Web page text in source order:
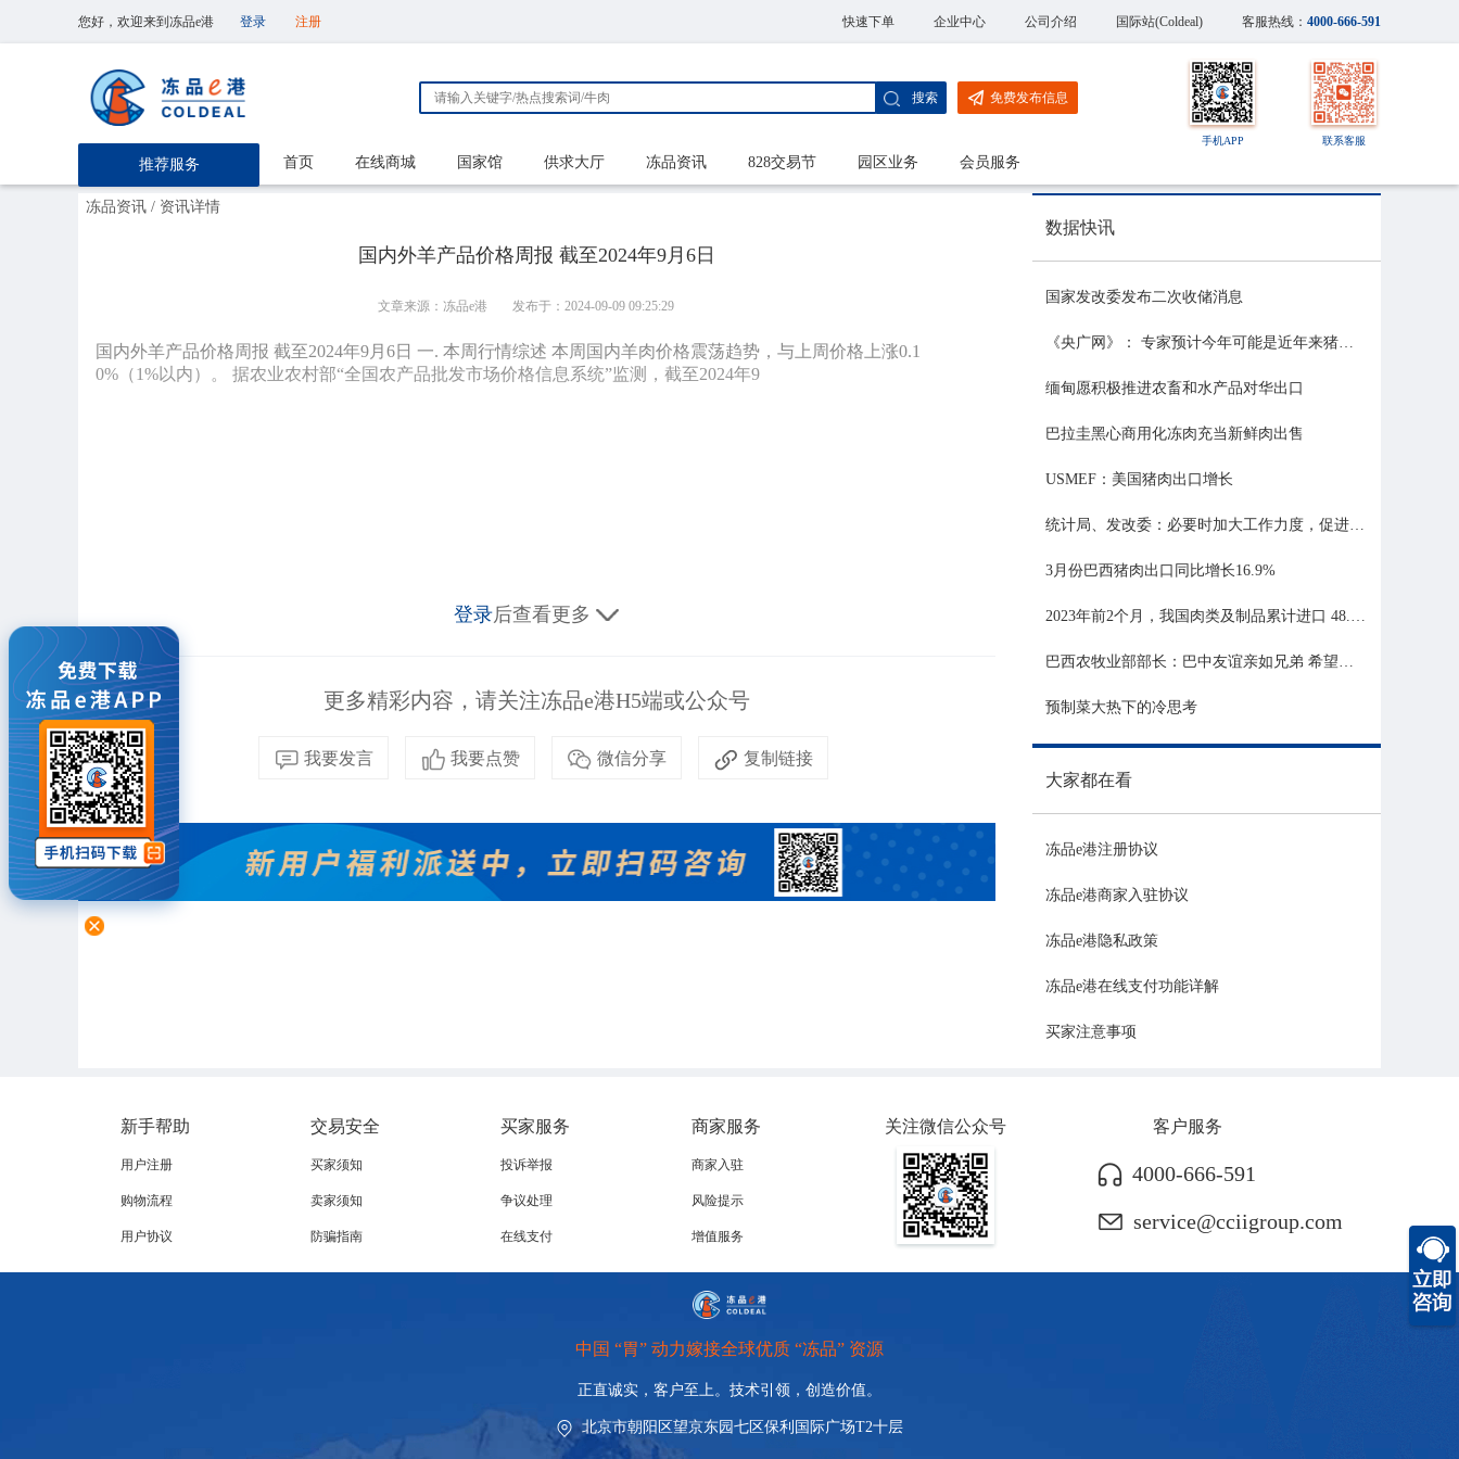
您好，欢迎来到冻品e港 登录 注册 快速下单 企业中心 公司介绍 国际站(Coldeal) 客服热线： 4000-666-591
推荐服务
搜索 免费发布信息
手机APP 联系客服
首页 在线商城 国家馆 供求大厅 冻品资讯 828交易节 园区业务 会员服务
冻品资讯 / 资讯详情
国内外羊产品价格周报 截至2024年9月6日
文章来源：冻品e港 发布于：2024-09-09 09:25:29
国内外羊产品价格周报 截至2024年9月6日 一. 本周行情综述 本周国内羊肉价格震荡趋势，与上周价格上涨0.1
0%（1%以内）。 据农业农村部“全国农产品批发市场价格信息系统”监测，截至2024年9
登录后查看更多
更多精彩内容，请关注冻品e港H5端或公众号
我要发言 我要点赞 微信分享 复制链接
数据快讯
国家发改委发布二次收储消息
《央广网》： 专家预计今年可能是近年来猪价最稳的一年
缅甸愿积极推进农畜和水产品对华出口
巴拉圭黑心商用化冻肉充当新鲜肉出售
USMEF：美国猪肉出口增长
统计局、发改委：必要时加大工作力度，促进生猪市场平稳运行
3月份巴西猪肉出口同比增长16.9%
2023年前2个月，我国肉类及制品累计进口 48.06 亿美元，同比增长 21.81%
巴西农牧业部部长：巴中友谊亲如兄弟 希望与中国深化农业合作
预制菜大热下的冷思考
大家都在看
冻品e港注册协议
冻品e港商家入驻协议
冻品e港隐私政策
冻品e港在线支付功能详解
买家注意事项
新手帮助
用户注册
购物流程
用户协议
交易安全
买家须知
卖家须知
防骗指南
买家服务
投诉举报
争议处理
在线支付
商家服务
商家入驻
风险提示
增值服务
关注微信公众号 客户服务
4000-666-591
service@cciigroup.com
中国 “胃” 动力嫁接全球优质 “冻品” 资源
正直诚实，客户至上。技术引领， 创造价值。
北京市朝阳区望京东园七区保利国际广场T2十层